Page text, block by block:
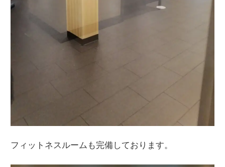
フィットネスルームも完備しております。